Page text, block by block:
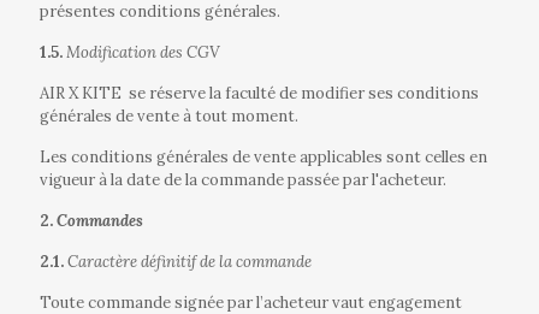
présentes conditions générales.
1.5.Modification des CGV
AIR X KITE se réserve la faculté de modifier ses conditions
générales de vente à tout moment.
Les conditions générales de vente applicables sont celles en
vigueur à la date de la commande passée par l'acheteur.
2.Commandes
2.1.Caractère définitif de la commande
Toute commande signée par l’acheteur vaut engagement